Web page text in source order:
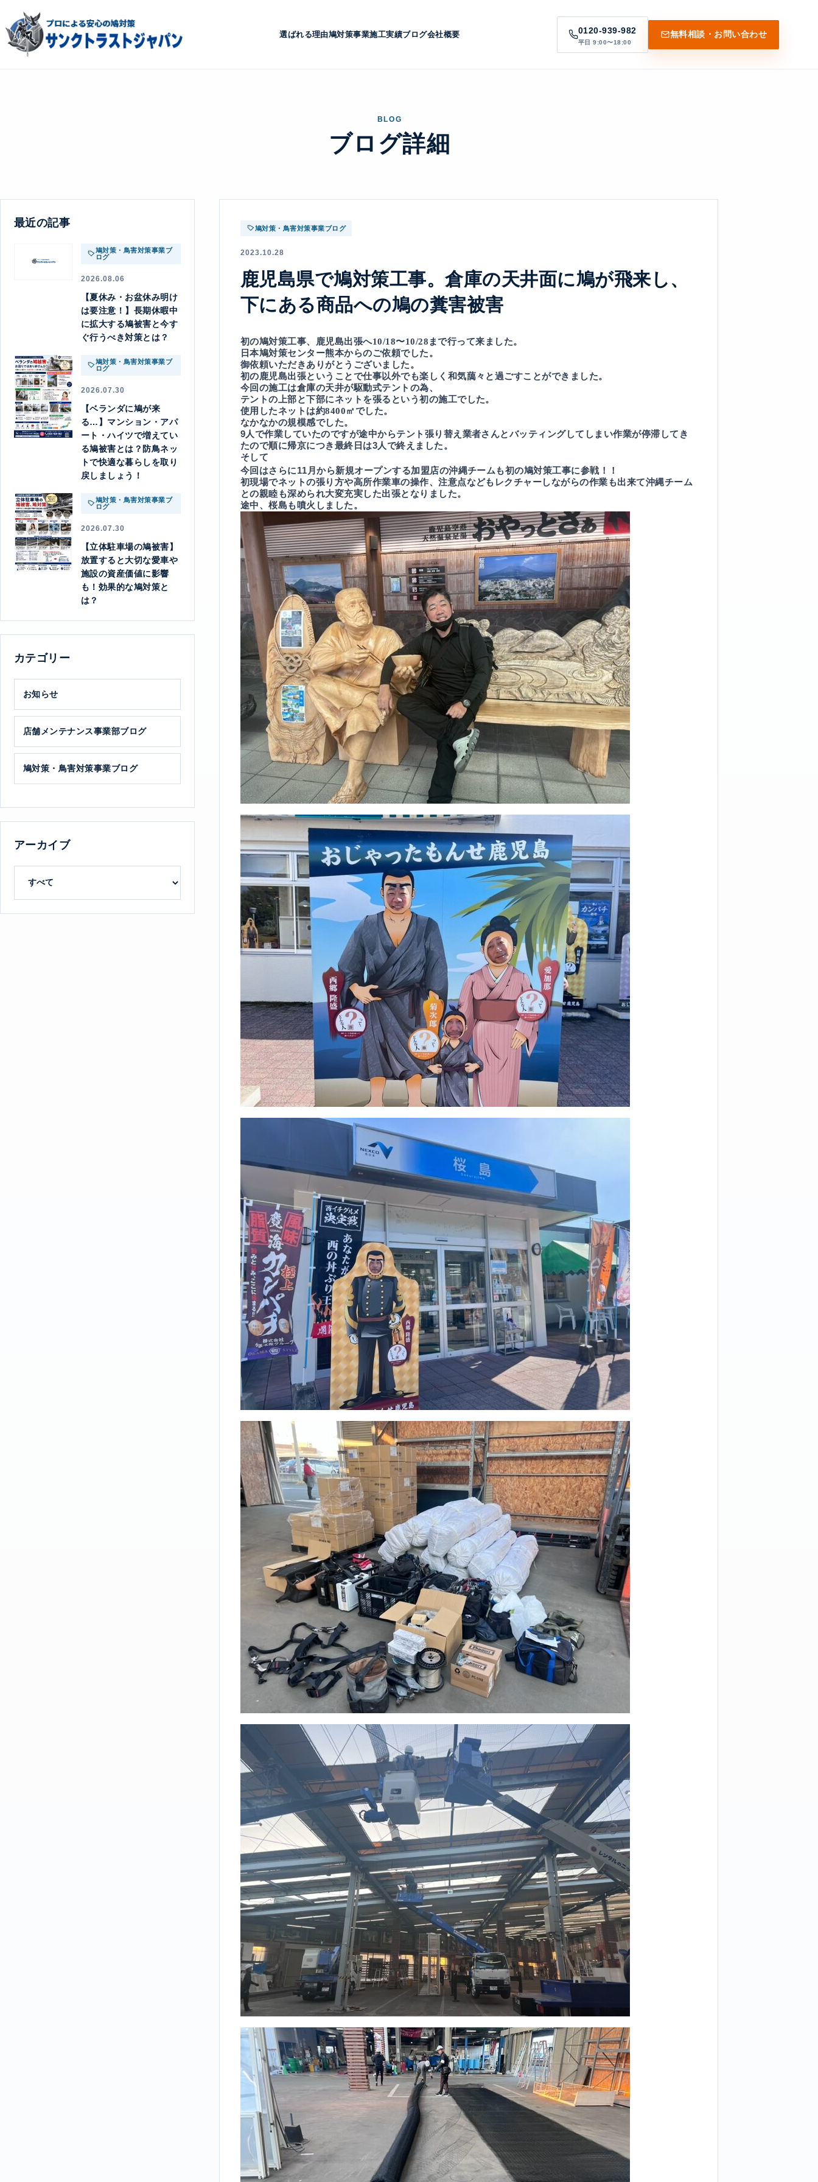
選ばれる理由鳩対策事業施工実績ブログ会社概要 0120-939-982
平日 9:00〜18:00
無料相談・お問い合わせ
BLOG
ブログ詳細
最近の記事
鳩対策・鳥害対策事業ブ
ログ
2026.08.06
【夏休み・お盆休み明け
は要注意！】長期休暇中
に拡大する鳩被害と今す
ぐ行うべき対策とは？
鳩対策・鳥害対策事業ブ
ログ
2026.07.30
【ベランダに鳩が来
る…】マンション・アパ
ート・ハイツで増えてい
る鳩被害とは？防鳥ネッ
トで快適な暮らしを取り
戻しましょう！
鳩対策・鳥害対策事業ブ
ログ
2026.07.30
【立体駐車場の鳩被害】
放置すると大切な愛車や
施設の資産価値に影響
も！効果的な鳩対策と
は？
カテゴリー
お知らせ
店舗メンテナンス事業部ブログ
鳩対策・鳥害対策事業ブログ
アーカイブ
鳩対策・鳥害対策事業ブログ
2023.10.28
鹿児島県で鳩対策工事。倉庫の天井面に鳩が飛来し、
下にある商品への鳩の糞害被害
初の鳩対策工事、鹿児島出張へ10/18〜10/28まで行って来ました。
日本鳩対策センター熊本からのご依頼でした。
御依頼いただきありがとうございました。
初の鹿児島出張ということで仕事以外でも楽しく和気藹々と過ごすことができました。
今回の施工は倉庫の天井が駆動式テントの為、
テントの上部と下部にネットを張るという初の施工でした。
使用したネットは約8400㎡でした。
なかなかの規模感でした。
9人で作業していたのですが途中からテント張り替え業者さんとバッティングしてしまい作業が停滞してき
たので順に帰京につき最終日は3人で終えました。
そして
今回はさらに11月から新規オープンする加盟店の沖縄チームも初の鳩対策工事に参戦！！
初現場でネットの張り方や高所作業車の操作、注意点などもレクチャーしながらの作業も出来て沖縄チーム
との親睦も深められ大変充実した出張となりました。
途中、桜島も噴火 しました。